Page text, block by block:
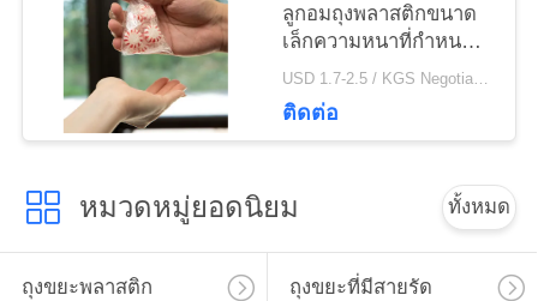
ลูกอมถุงพลาสติกขนาด
เล็กความหนาที่กำหนด
เอง
USD 1.7-2.5 / KGS Negotiable MOQ:1000 กก
ติดต่อ
หมวดหมู่ยอดนิยม ทั้งหมด
ถุงขยะพลาสติก ถุงขยะที่มีสายรัด